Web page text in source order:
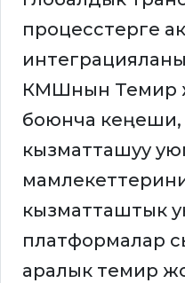
процесстерге
КМШнын Темир
боюнча
кызматташуу
кызматташтык
платформалар
аралык темир